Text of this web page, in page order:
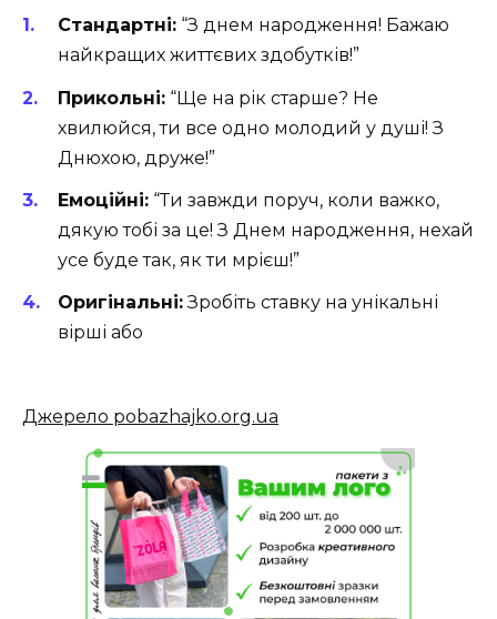
Стандартні: “З днем народження! Бажаю
найкращих життєвих здобутків!”
Прикольні: “Ще на рік старше? Не
хвилюйся, ти все одно молодий у душі! З
Днюхою, друже!”
Емоційні: “Ти завжди поруч, коли важко,
дякую тобі за це! З Днем народження, нехай
усе буде так, як ти мрієш!”
Оригінальні:Зробіть ставку на унікальні
вірші або
Джерело pobazhajko.org.ua